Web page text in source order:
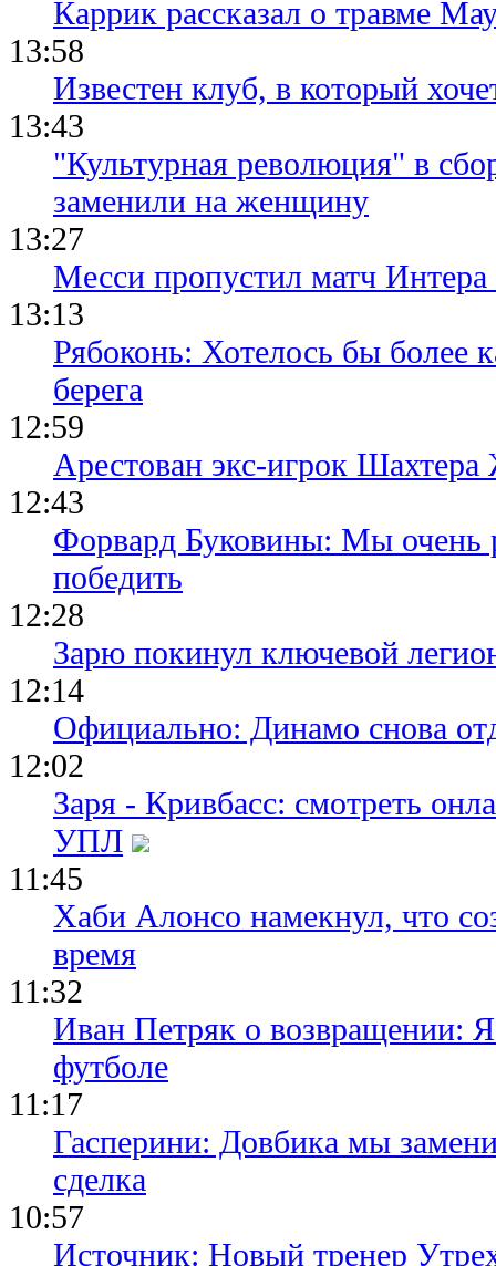
Каррик рассказал о травме
13:58
Известен клуб, в который
13:43
"Культурная революция" в
заменили на женщину
13:27
Месси пропустил матч
13:13
Рябоконь: Хотелось бы более
берега
12:59
Арестован экс-игрок
12:43
Форвард Буковины: Мы очень
победить
12:28
Зарю покинул ключевой
12:14
Официально: Динамо снова
12:02
Заря - Кривбасс: смотреть
УПЛ
11:45
Хаби Алонсо намекнул, что
время
11:32
Иван Петряк о возвращении:
футболе
11:17
Гасперини: Довбика мы
сделка
10:57
Источник: Новый тренер